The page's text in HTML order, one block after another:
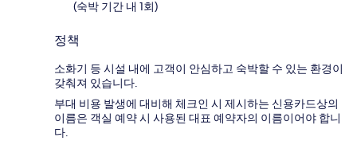
(숙박 기간 내 1회)
정책
소화기 등 시설 내에 고객이 안심하고 숙박할 수 있는 환경이
갖춰져 있습니다.
부대 비용 발생에 대비해 체크인 시 제시하는 신용카드상의
이름은 객실 예약 시 사용된 대표 예약자의 이름이어야 합니
다.